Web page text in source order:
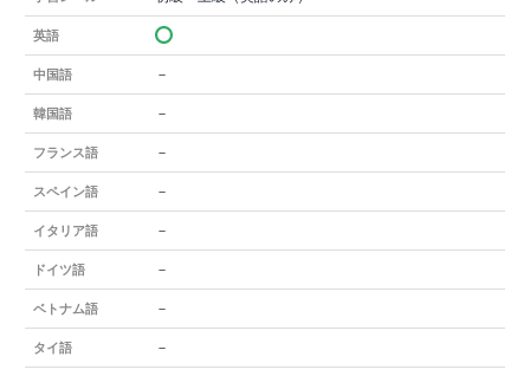
英語
中国語 －
韓国語 －
フランス語 －
スペイン語 －
イタリア語 －
ドイツ語 －
ベトナム語 －
タイ語 －